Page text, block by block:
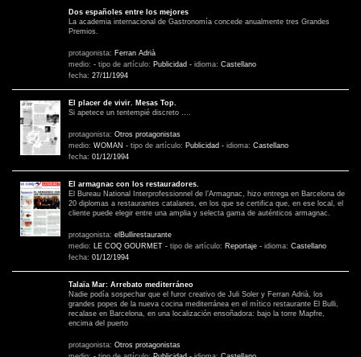
Dos españoles entre los mejores
La academia internacional de Gastronomía concede anualmente tres Grandes
Premios.
protagonista: Ferran Adrià
medio: - tipo de artículo: Publicidad - idioma: Castellano
fecha: 27/11/1994
El placer de vivir. Mesas Top.
Si apetece un tentempié discreto ….
protagonista: Otros protagonistas
medio: WOMAN - tipo de artículo: Publicidad - idioma: Castellano
fecha: 01/12/1994
El armagnac con los restauradores.
El Bureau National Interprofessionnel de l’Armagnac, hizo entrega en Barcelona de
20 diplomas a restaurantes catalanes, en los que se certifica que, en ese local, el
cliente puede elegir entre una amplia y selecta gama de auténticos armagnac.
protagonista: elBullirestaurante
medio: LE COQ GOURMET - tipo de artículo: Reportaje - idioma: Castellano
fecha: 01/12/1994
Talaïa Mar: Arrebato mediterráneo
Nadie podía sospechar que el furor creativo de Juli Soler y Ferran Adrià, los
grandes popes de la nueva cocina mediterránea en el mítico restaurante El Bulli,
recalase en Barcelona, en una localización ensoñadora: bajo la torre Mapfre,
encima del puerto
protagonista: Otros protagonistas